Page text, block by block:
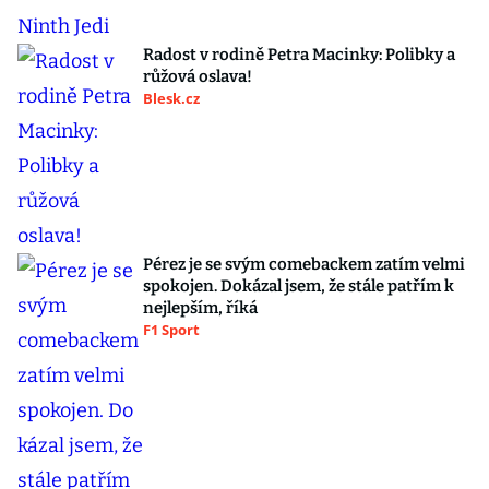
Radost v rodině Petra Macinky: Polibky a
růžová oslava!
Blesk.cz
Pérez je se svým comebackem zatím velmi
spokojen. Dokázal jsem, že stále patřím k
nejlepším, říká
F1 Sport